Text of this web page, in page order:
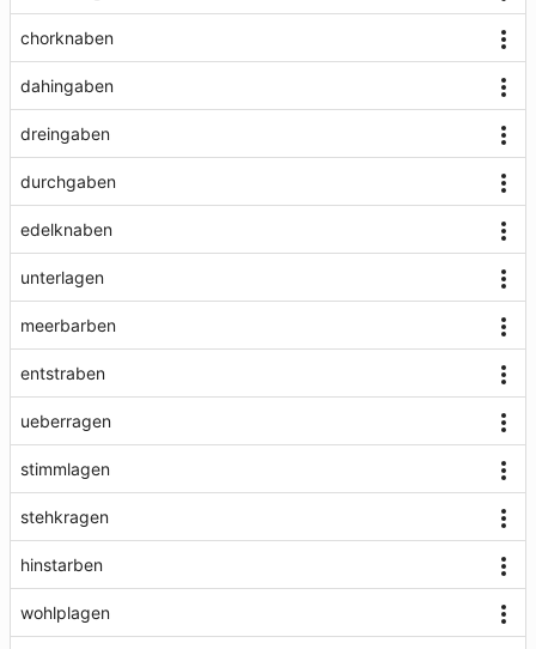
chorknaben
dahingaben
dreingaben
durchgaben
edelknaben
unterlagen
meerbarben
entstraben
ueberragen
stimmlagen
stehkragen
hinstarben
wohlplagen